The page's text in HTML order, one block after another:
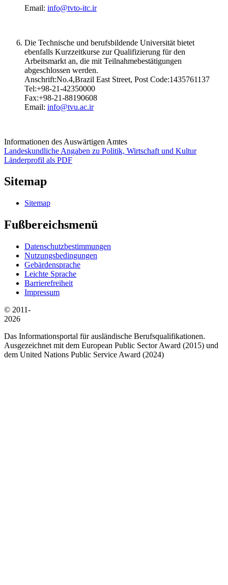
Email: info@tvto-itc.ir
Die Technische und berufsbildende Universität bietet
ebenfalls Kurzzeitkurse zur Qualifizierung für den
Arbeitsmarkt an, die mit Teilnahmebestätigungen
abgeschlossen werden.
Anschrift:No.4,Brazil East Street, Post Code:1435761137
Tel:+98-21-42350000
Fax:+98-21-88190608
Email: info@tvu.ac.ir
Informationen des Auswärtigen Amtes
Landeskundliche Angaben zu Politik, Wirtschaft und Kultur
Länderprofil als PDF
Sitemap
Sitemap
Fußbereichsmenü
Datenschutzbestimmungen
Nutzungsbedingungen
Gebärdensprache
Leichte Sprache
Barrierefreiheit
Impressum
© 2011-
2026
Das Informationsportal für ausländische Berufsqualifikationen.
Ausgezeichnet mit dem European Public Sector Award (2015) und
dem United Nations Public Service Award (2024)